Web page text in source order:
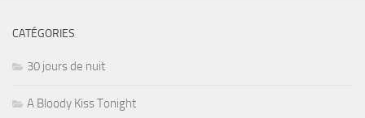
CATÉGORIES
30 jours de nuit
A Bloody Kiss Tonight